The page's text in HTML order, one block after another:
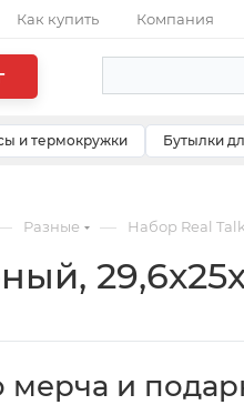
Как купить Компания
и термокружки Бутылки
Разные — Набор Real
мерча и